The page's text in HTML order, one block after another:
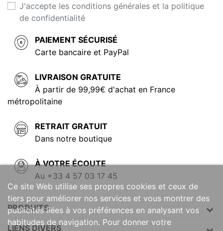
J'accepte les conditions générales et la politique
de confidentialité
PAIEMENT SÉCURISÉ
Carte bancaire et PayPal
LIVRAISON GRATUITE
À partir de 99,99€ d'achat en France
métropolitaine
RETRAIT GRATUIT
Dans notre boutique
À VOTRE ÉCOUTE
Au +33 4 57 03 17 45
PRODUITS
LIENS DIVERS
Ce site Web utilise ses propres cookies et ceux de
tiers pour améliorer nos services et vous montrer des
publicités liées à vos préférences en analysant vos
habitudes de navigation. Pour donner votre